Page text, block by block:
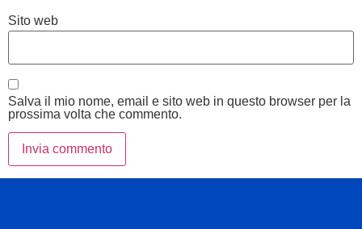
Sito web
Salva il mio nome, email e sito web in questo browser per la
prossima volta che commento.